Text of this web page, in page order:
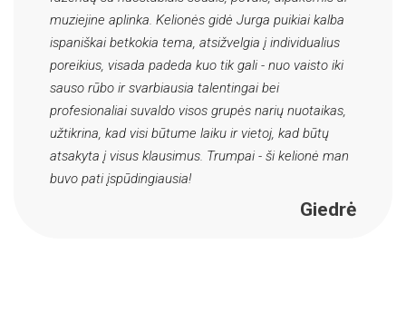
muziejine aplinka. Kelionės gidė Jurga puikiai kalba
ispaniškai betkokia tema, atsižvelgia į individualius
poreikius, visada padeda kuo tik gali - nuo vaisto iki
sauso rūbo ir svarbiausia talentingai bei
profesionaliai suvaldo visos grupės narių nuotaikas,
užtikrina, kad visi būtume laiku ir vietoj, kad būtų
atsakyta į visus klausimus. Trumpai - ši kelionė man
buvo pati įspūdingiausia!
Giedrė